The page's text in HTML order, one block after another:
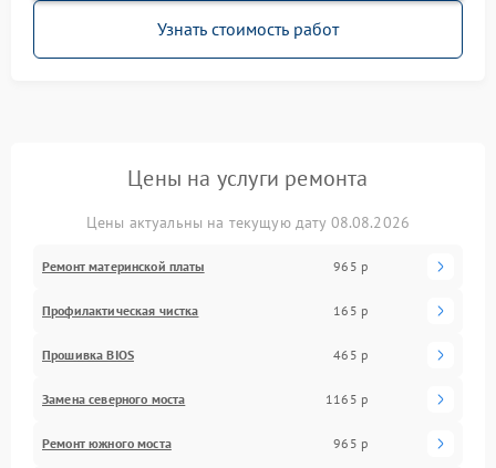
Узнать стоимость работ
Цены на услуги ремонта
Цены актуальны на текущую дату 08.08.2026
Ремонт материнской платы 965 р
Профилактическая чистка 165 р
Прошивка BIOS 465 р
Замена северного моста 1165 р
Ремонт южного моста 965 р